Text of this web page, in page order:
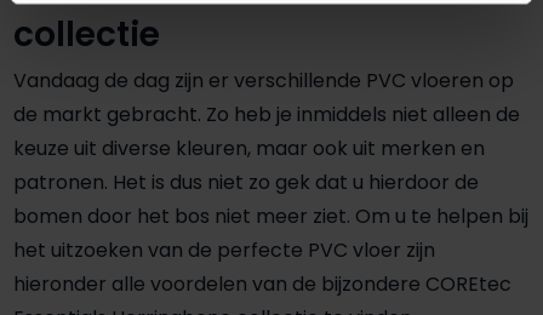
collectie
Vandaag de dag zijn er verschillende PVC vloeren op
de markt gebracht. Zo heb je inmiddels niet alleen de
keuze uit diverse kleuren, maar ook uit merken en
patronen. Het is dus niet zo gek dat u hierdoor de
bomen door het bos niet meer ziet. Om u te helpen bij
het uitzoeken van de perfecte PVC vloer zijn
hieronder alle voordelen van de bijzondere COREtec